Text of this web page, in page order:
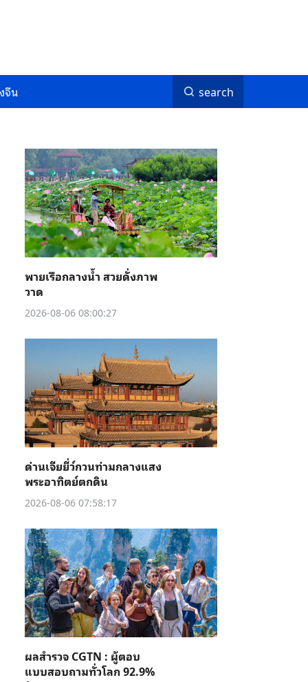
จีน search
พายเรือกลางน้ำ สวยดั่งภาพ
วาด
2026-08-06 08:00:27
ด่านเจียยี่ว์กวนท่ามกลางแสง
พระอาทิตย์ตกดิน
2026-08-06 07:58:17
ผลสำรวจ CGTN : ผู้ตอบ
แบบสอบถามทั่วโลก 92.9%